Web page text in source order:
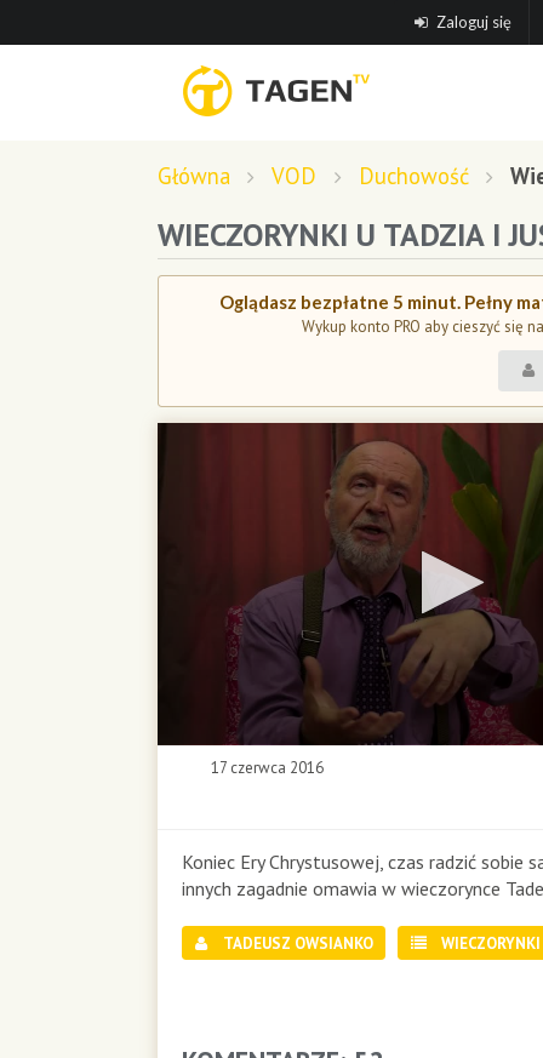
Zaloguj się
Główna VOD Duchowość
WIECZORYNKI U TADZIA I
Oglądasz bezpłatne 5 minut. Pełny
Wykup konto PRO aby cieszyć się
17 czerwca 2016
Koniec Ery Chrystusowej, czas radzić sobie
innych zagadnie omawia w wieczorynce
TADEUSZ OWSIANKO WIECZORYNKI